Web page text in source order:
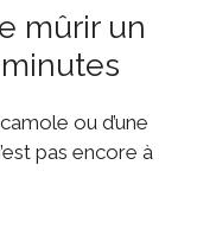
mûrir un
ou d’une
pas encore à